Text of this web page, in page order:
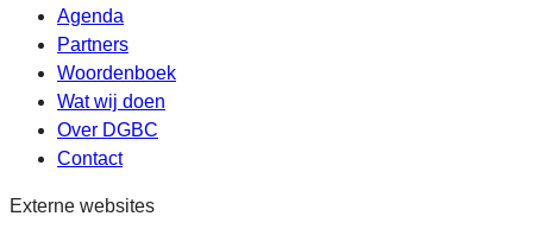
Agenda
Partners
Woordenboek
Wat wij doen
Over DGBC
Contact
Externe websites